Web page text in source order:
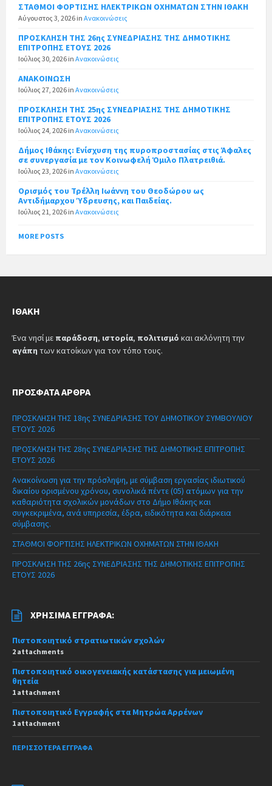
ΣΤΑΘΜΟΙ ΦΟΡΤΙΣΗΣ ΗΛΕΚΤΡΙΚΩΝ ΟΧΗΜΑΤΩΝ ΣΤΗΝ ΙΘΑΚΗ
Αύγουστος 3, 2026 in Ανακοινώσεις
ΠΡΟΣΚΛΗΣΗ ΤΗΣ 26ης ΣΥΝΕΔΡΙΑΣΗΣ ΤΗΣ ΔΗΜΟΤΙΚΗΣ
ΕΠΙΤΡΟΠΗΣ ΕΤΟΥΣ 2026
Ιούλιος 30, 2026 in Ανακοινώσεις
ΑΝΑΚΟΙΝΩΣΗ
Ιούλιος 27, 2026 in Ανακοινώσεις
ΠΡΟΣΚΛΗΣΗ ΤΗΣ 25ης ΣΥΝΕΔΡΙΑΣΗΣ ΤΗΣ ΔΗΜΟΤΙΚΗΣ
ΕΠΙΤΡΟΠΗΣ ΕΤΟΥΣ 2026
Ιούλιος 24, 2026 in Ανακοινώσεις
Δήμος Ιθάκης: Ενίσχυση της πυροπροστασίας στις Άφαλες
σε συνεργασία με τον Κοινωφελή Όμιλο Πλατρειθιά.
Ιούλιος 23, 2026 in Ανακοινώσεις
Ορισμός του Τρέλλη Ιωάννη του Θεοδώρου ως
Αντιδήμαρχου Ύδρευσης, και Παιδείας.
Ιούλιος 21, 2026 in Ανακοινώσεις
MORE POSTS
ΙΘΆΚΗ
Ένα νησί με παράδοση, ιστορία, πολιτισμό και ακλόνητη την
αγάπη των κατοίκων για τον τόπο τους.
ΠΡΌΣΦΑΤΑ ΆΡΘΡΑ
ΠΡΟΣΚΛΗΣΗ ΤΗΣ 18ης ΣΥΝΕΔΡΙΑΣΗΣ ΤΟΥ ΔΗΜΟΤΙΚΟΥ ΣΥΜΒΟΥΛΙΟΥ
ΕΤΟΥΣ 2026
ΠΡΟΣΚΛΗΣΗ ΤΗΣ 28ης ΣΥΝΕΔΡΙΑΣΗΣ ΤΗΣ ΔΗΜΟΤΙΚΗΣ ΕΠΙΤΡΟΠΗΣ
ΕΤΟΥΣ 2026
Ανακοίνωση για την πρόσληψη, με σύμβαση εργασίας ιδιωτικού
δικαίου ορισμένου χρόνου, συνολικά πέντε (05) ατόμων για την
καθαριότητα σχολικών μονάδων στο Δήμο Ιθάκης και
συγκεκριμένα, ανά υπηρεσία, έδρα, ειδικότητα και διάρκεια
σύμβασης.
ΣΤΑΘΜΟΙ ΦΟΡΤΙΣΗΣ ΗΛΕΚΤΡΙΚΩΝ ΟΧΗΜΑΤΩΝ ΣΤΗΝ ΙΘΑΚΗ
ΠΡΟΣΚΛΗΣΗ ΤΗΣ 26ης ΣΥΝΕΔΡΙΑΣΗΣ ΤΗΣ ΔΗΜΟΤΙΚΗΣ ΕΠΙΤΡΟΠΗΣ
ΕΤΟΥΣ 2026
ΧΡΉΣΙΜΑ ΈΓΓΡΑΦΑ:
Πιστοποιητικό στρατιωτικών σχολών
2 attachments
Πιστοποιητικό οικογενειακής κατάστασης για μειωμένη
θητεία
1 attachment
Πιστοποιητικό Εγγραφής στα Μητρώα Αρρένων
1 attachment
ΠΕΡΙΣΣΌΤΕΡΑ ΈΓΓΡΑΦΑ